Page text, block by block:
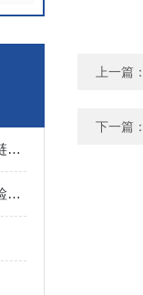
Millipore发光液的制备工艺：全链路质控保障检测性能稳定
Millipore发光液：多场景高灵敏检测的核心试剂支撑
上一篇
下一篇